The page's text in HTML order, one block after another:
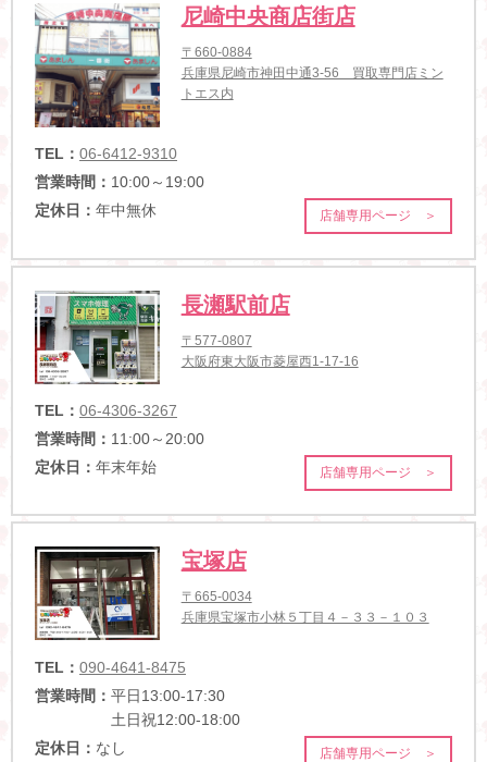
尼崎中央商店街店
〒660-0884
兵庫県尼崎市神田中通3-56 買取専門店ミン
トエス内
TEL： 06-6412-9310
営業時間： 10:00～19:00
定休日： 年中無休 店舗専用ページ ＞
長瀬駅前店
〒577-0807
大阪府東大阪市菱屋西1-17-16
TEL： 06-4306-3267
営業時間： 11:00～20:00
定休日： 年末年始 店舗専用ページ ＞
宝塚店
〒665-0034
兵庫県宝塚市小林５丁目４－３３－１０３
TEL： 090-4641-8475
営業時間： 平日13:00-17:30
土日祝12:00-18:00
定休日： なし 店舗専用ページ ＞